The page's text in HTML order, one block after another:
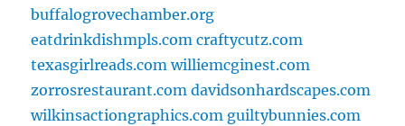
buffalogrovechamber.org
eatdrinkdishmpls.com craftycutz.com
texasgirlreads.com williemcginest.com
zorrosrestaurant.com davidsonhardscapes.com
wilkinsactiongraphics.com guiltybunnies.com